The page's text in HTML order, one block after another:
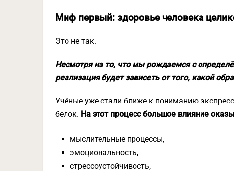
Миф первый: здоровье человека
Это не так.
Несмотря на то, что мы рождаемся с
реализация будет зависеть от того, какой
Учёные уже стали ближе к пониманию
белок. На этот процесс большое влияние
мыслительные процессы,
эмоциональность,
стрессоустойчивость,